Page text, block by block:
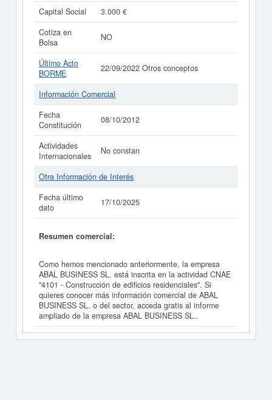
Capital Social
3.000 €
Cotiza en
Bolsa
NO
Último Acto
BORME
22/09/2022 Otros conceptos
Información Comercial
Fecha
Constitución
08/10/2012
Actividades
Internacionales
No constan
Otra Información de Interés
Fecha último
dato
17/10/2025
Resumen comercial:
Como hemos mencionado anteriormente, la empresa
ABAL BUSINESS SL. está inscrita en la actividad CNAE
"4101 - Construcción de edificios residenciales". Si
quieres conocer más información comercial de ABAL
BUSINESS SL. o del sector, acceda gratis al informe
ampliado de la empresa ABAL BUSINESS SL..